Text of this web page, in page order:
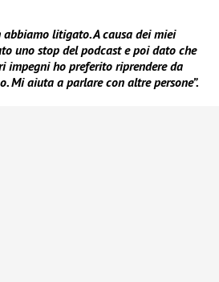
abbiamo litigato. A causa dei miei
uno stop del podcast e poi dato che
impegni ho preferito riprendere da
Mi aiuta a parlare con altre persone”.